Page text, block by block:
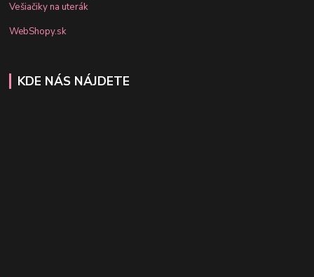
Vešiačiky na uterák
WebShopy.sk
KDE NÁS NÁJDETE